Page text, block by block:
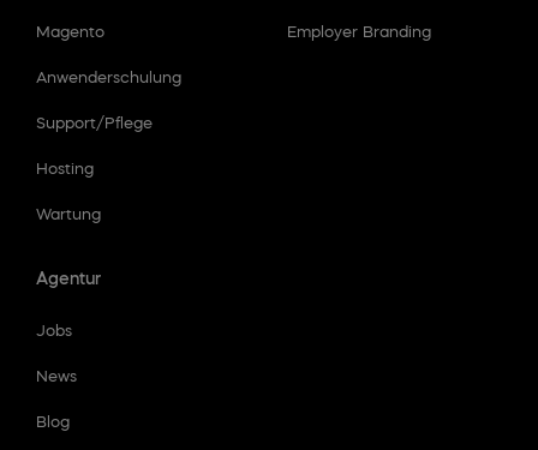
Magento
Anwenderschulung
Support/Pflege
Hosting
Wartung
Employer Branding
Agentur
Jobs
News
Blog